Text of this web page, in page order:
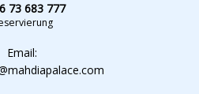
73 683 777
Email: